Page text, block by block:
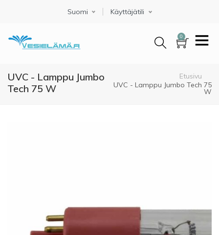
Select your language
Suomi Käyttäjätili
0
UVC - Lamppu Jumbo
Tech 75 W
MurupolkuEtusivu
UVC - Lamppu Jumbo Tech 75
W